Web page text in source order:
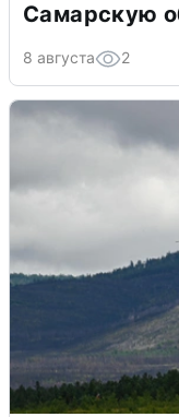
Самарскую
8 августа 2